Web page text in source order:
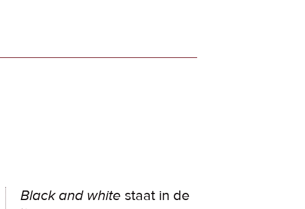
Black and white staat in de